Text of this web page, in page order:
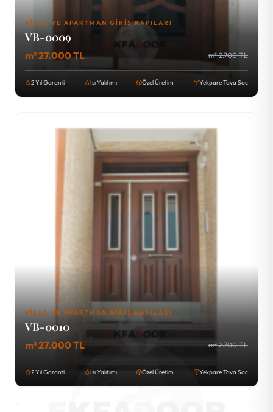
VILLA VE APARTMAN GIRIŞ KAPILARI
VB-0009
m² 27.000 TL m² 2.700 TL
2 Yıl Garanti Isı Yalıtımı Özel Üretim Yekpare Tava Sac
VILLA VE APARTMAN GIRIŞ KAPILARI
VB-0010
m² 27.000 TL m² 2.700 TL
2 Yıl Garanti Isı Yalıtımı Özel Üretim Yekpare Tava Sac